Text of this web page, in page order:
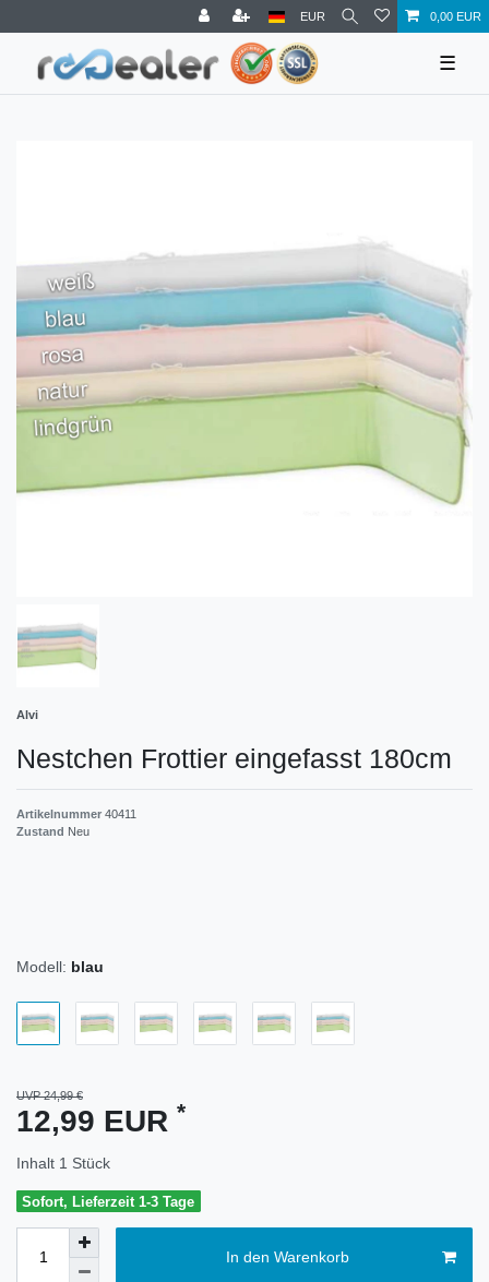
EUR 0,00 EUR
☰
Alvi
Nestchen Frottier eingefasst 180cm
Artikelnummer 40411
Zustand Neu
Modell: blau
UVP 24,99 €
12,99 EUR *
Inhalt 1 Stück
Sofort, Lieferzeit 1-3 Tage
In den Warenkorb